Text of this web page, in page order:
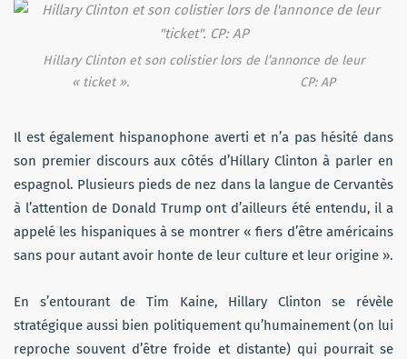
Hillary Clinton et son colistier lors de l’annonce de leur
« ticket ». CP: AP
Il est également hispanophone averti et n’a pas hésité dans
son premier discours aux côtés d’Hillary Clinton à parler en
espagnol. Plusieurs pieds de nez dans la langue de Cervantès
à l’attention de Donald Trump ont d’ailleurs été entendu, il a
appelé les hispaniques à se montrer « fiers d’être américains
sans pour autant avoir honte de leur culture et leur origine ».
En s’entourant de Tim Kaine, Hillary Clinton se révèle
stratégique aussi bien politiquement qu’humainement (on lui
reproche souvent d’être froide et distante) qui pourrait se